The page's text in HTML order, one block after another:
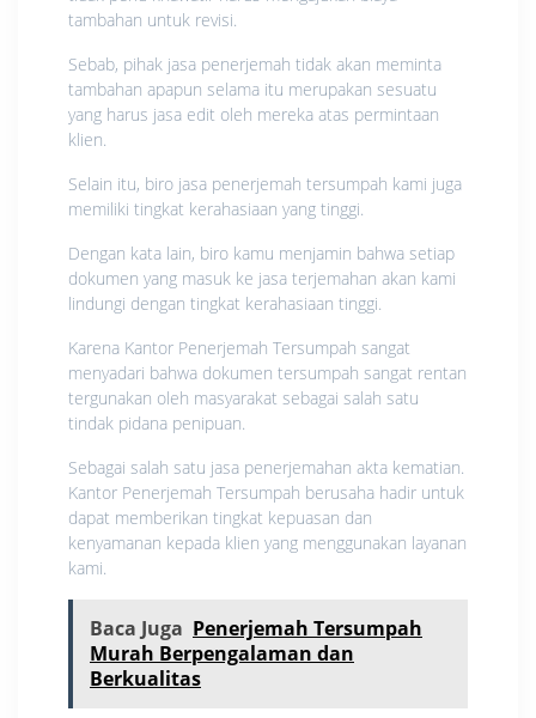
tambahan untuk revisi.
Sebab, pihak jasa penerjemah tidak akan meminta
tambahan apapun selama itu merupakan sesuatu
yang harus jasa edit oleh mereka atas permintaan
klien.
Selain itu, biro jasa penerjemah tersumpah kami juga
memiliki tingkat kerahasiaan yang tinggi.
Dengan kata lain, biro kamu menjamin bahwa setiap
dokumen yang masuk ke jasa terjemahan akan kami
lindungi dengan tingkat kerahasiaan tinggi.
Karena Kantor Penerjemah Tersumpah sangat
menyadari bahwa dokumen tersumpah sangat rentan
tergunakan oleh masyarakat sebagai salah satu
tindak pidana penipuan.
Sebagai salah satu jasa penerjemahan akta kematian.
Kantor Penerjemah Tersumpah berusaha hadir untuk
dapat memberikan tingkat kepuasan dan
kenyamanan kepada klien yang menggunakan layanan
kami.
Baca Juga Penerjemah Tersumpah
Murah Berpengalaman dan
Berkualitas